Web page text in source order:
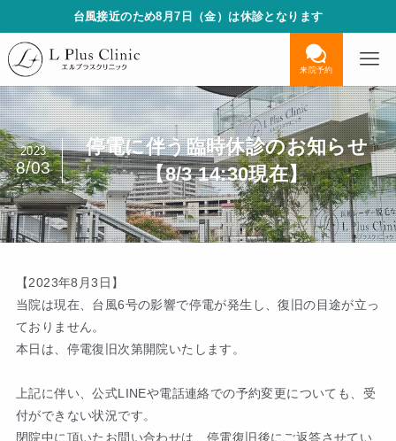
台風接近のため8月7日（金）は休診となります
来院予約
停電に伴う臨時休診のお知らせ
【8/3 14:30現在】
2023
8/03
【2023年8月3日】
当院は現在、台風6号の影響で停電が発生し、復旧の目途が立っ
ておりません。
本日は、停電復旧次第開院いたします。
上記に伴い、公式LINEや電話連絡での予約変更についても、受
付ができない状況です。
閉院中に頂いたお問い合わせは、停電復旧後にご返答させてい